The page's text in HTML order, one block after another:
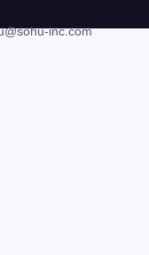
inc.com